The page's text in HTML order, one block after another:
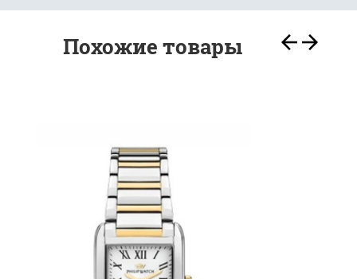
Похожие товары